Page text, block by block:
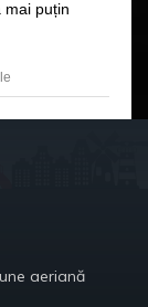
mai puțin
aeriană